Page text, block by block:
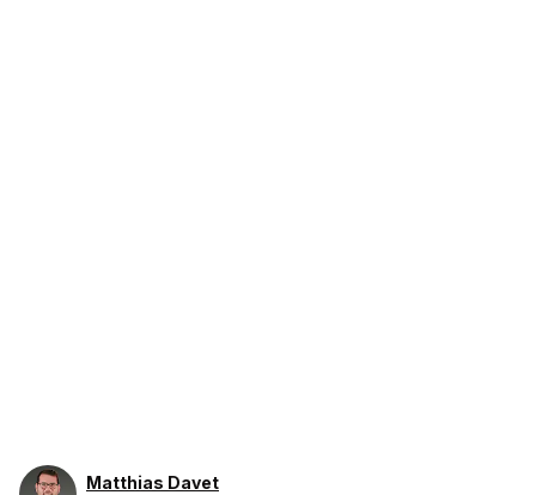
Matthias Davet